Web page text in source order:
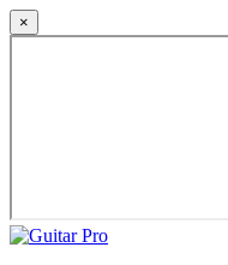
×